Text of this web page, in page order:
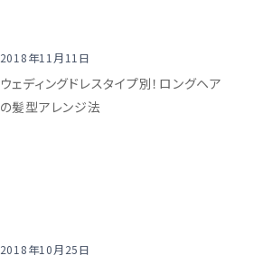
2018年11月11日
ウェディングドレスタイプ別！ロングヘア
の髪型アレンジ法
2018年10月25日